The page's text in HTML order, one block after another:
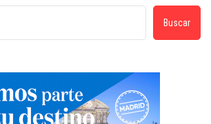
Buscar